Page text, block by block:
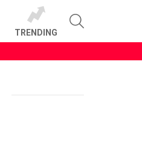
TRENDING